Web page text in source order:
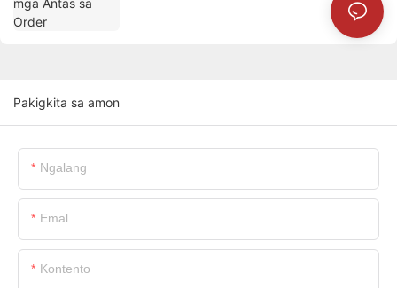
Pakigkita sa amon
Ngalang
Emal
Kontento